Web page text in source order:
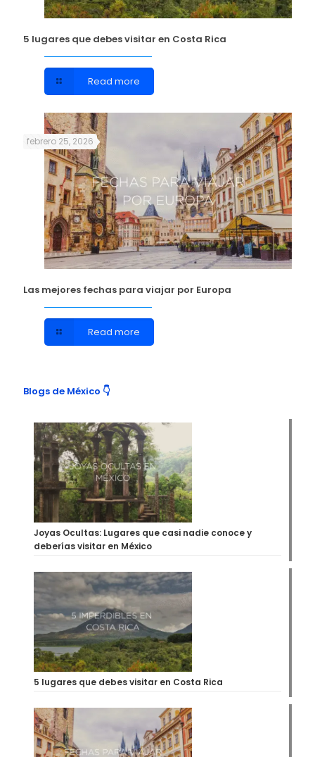
5 lugares que debes visitar en Costa Rica
Read more
febrero 25, 2026
Las mejores fechas para viajar por Europa
Read more
Blogs de México 👇
Joyas Ocultas: Lugares que casi nadie conoce y
deberías visitar en México
5 lugares que debes visitar en Costa Rica